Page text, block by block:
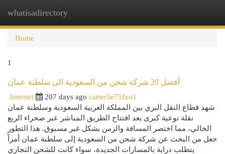
whatisadirectory
Home
1
أفضل 20 شركة شحن من السعودية الى سلطنة عمان
Internet
207 days ago carter5e75fxo1
شهد قطاع النقل البري بين المملكة العربية السعودية وسلطنة عمان
نقلة نوعية كبرى بعد افتتاح الطريق المباشر عبر صحراء الربع
الخالي، مما اختصر المسافة والزمن بشكل غير مسبوق. هذا التطور
جعل من البحث عن شركة شحن من السعودية إلى سلطنة عمان أمراً
يتطلب دراية بالمسارات الجديدة، سواء كانت للشحن التجاري